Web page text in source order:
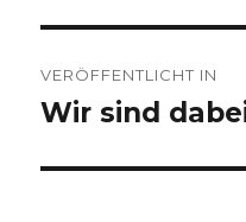
VERÖFFENTLICHT IN
Wir sind